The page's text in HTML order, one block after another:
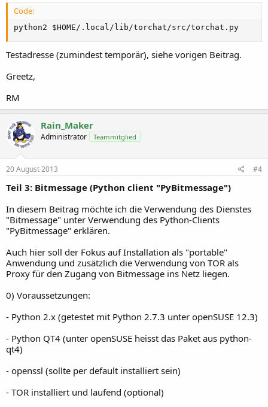
Code:
python2 $HOME/.local/lib/torchat/src/torchat.py
Testadresse (zumindest temporär), siehe vorigen Beitrag.
Greetz,
RM
Rain_Maker
Administrator Teammitglied
20 August 2013 #4
Teil 3: Bitmessage (Python client "PyBitmessage")
In diesem Beitrag möchte ich die Verwendung des Dienstes
"Bitmessage" unter Verwendung des Python-Clients
"PyBitmessage" erklären.
Auch hier soll der Fokus auf Installation als "portable"
Anwendung und zusätzlich die Verwendung von TOR als
Proxy für den Zugang von Bitmessage ins Netz liegen.
0) Voraussetzungen:
- Python 2.x (getestet mit Python 2.7.3 unter openSUSE 12.3)
- Python QT4 (unter openSUSE heisst das Paket aus python-
qt4)
- openssl (sollte per default installiert sein)
- TOR installiert und laufend (optional)